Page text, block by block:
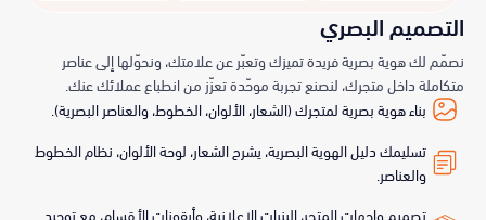
التصميم البصري
نصمّم لك هوية بصرية فريدة تميزك وتعبّر عن علامتك، ونحوّلها إلى عناصر
متكاملة داخل متجرك، لنصنع تجربة موحّدة تعزّز من انطباع عملائك عنك.
بناء هوية بصرية لمتجرك (الشعار، الألوان، الخطوط، والعناصر البصرية).
تسليمك دليل الهوية البصرية، يشرح الشعار، لوحة الألوان، نظام الخطوط
والعناصر.
تصميم واجهات المتجر، البنرات الإعلانية، وأيقونات الأقسام، مع توحيد